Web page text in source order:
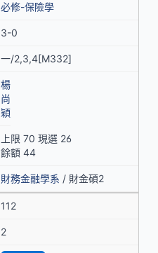
必修-保險學
3-0
一/2,3,4[M332]
楊
尚
穎
上限 70 現選 26
餘額 44
財務金融學系 / 財金碩2
112
2